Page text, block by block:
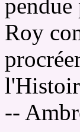
Roy
--